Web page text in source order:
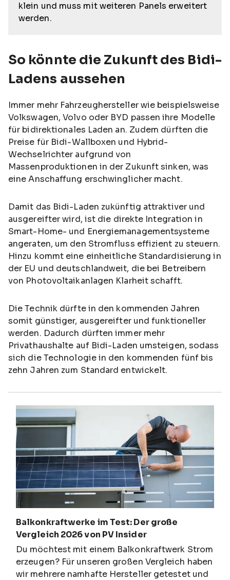
klein und muss mit weiteren Panels erweitert
werden.
So könnte die Zukunft des Bidi-
Ladens aussehen
Immer mehr Fahrzeughersteller wie beispielsweise
Volkswagen, Volvo oder BYD passen ihre Modelle
für bidirektionales Laden an. Zudem dürften die
Preise für Bidi-Wallboxen und Hybrid-
Wechselrichter aufgrund von
Massenproduktionen in der Zukunft sinken, was
eine Anschaffung erschwinglicher macht.
Damit das Bidi-Laden zukünftig attraktiver und
ausgereifter wird, ist die direkte Integration in
Smart-Home- und Energiemanagementsysteme
angeraten, um den Stromfluss effizient zu steuern.
Hinzu kommt eine einheitliche Standardisierung in
der EU und deutschlandweit, die bei Betreibern
von Photovoltaikanlagen Klarheit schafft.
Die Technik dürfte in den kommenden Jahren
somit günstiger, ausgereifter und funktioneller
werden. Dadurch dürften immer mehr
Privathaushalte auf Bidi-Laden umsteigen, sodass
sich die Technologie in den kommenden fünf bis
zehn Jahren zum Standard entwickelt.
Balkonkraftwerke im Test: Der große
Vergleich 2026 von PV Insider
Du möchtest mit einem Balkonkraftwerk Strom
erzeugen? Für unseren großen Vergleich haben
wir mehrere namhafte Hersteller getestet und